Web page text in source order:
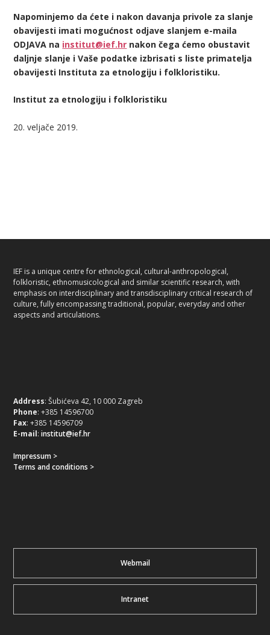
Napominjemo da ćete i nakon davanja privole za slanje
obavijesti imati mogućnost odjave slanjem e-maila
ODJAVA na institut@ief.hr nakon čega ćemo obustavit
daljnje slanje i Vaše podatke izbrisati s liste primatelja
obavijesti Instituta za etnologiju i folkloristiku.
Institut za etnologiju i folkloristiku
20. veljače 2019.
IEF is a unique centre for ethnological, cultural-anthropological,
folkloristic, ethnomusicological and similar scientific research, with
emphasis on interdisciplinary and transdisciplinary critical research of
culture, fully encompassing traditional, popular, everyday and other
aspects and articulations.
Address: Šubićeva 42, 10 000 Zagreb
Phone: +385 14596700
Fax: +385 14596709
E-mail:institut@ief.hr
Impressum >
Terms and conditions >
Webmail
Intranet